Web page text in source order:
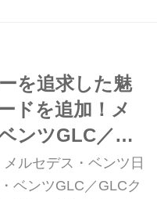
を追求した魅
ドを追加！メ
ンツGLC／
新グレード
コア」が登
ルセデス・ベンツ日
ベンツGLC／GLCク